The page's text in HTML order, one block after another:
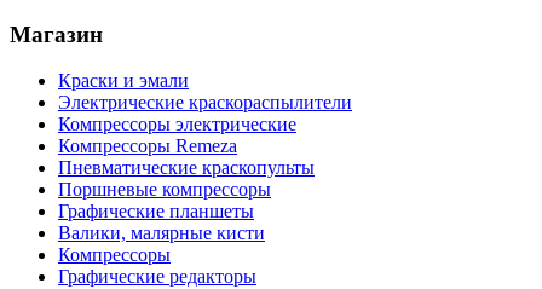
Магазин
Краски и эмали
Электрические краскораспылители
Компрессоры электрические
Компрессоры Remeza
Пневматические краскопульты
Поршневые компрессоры
Графические планшеты
Валики, малярные кисти
Компрессоры
Графические редакторы